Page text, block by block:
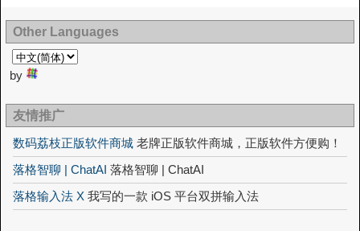
Other Languages
by
友情推广
数码荔枝正版软件商城 老牌正版软件商城，正版软件方便购！
落格智聊 | ChatAI 落格智聊 | ChatAI
落格输入法 X 我写的一款 iOS 平台双拼输入法